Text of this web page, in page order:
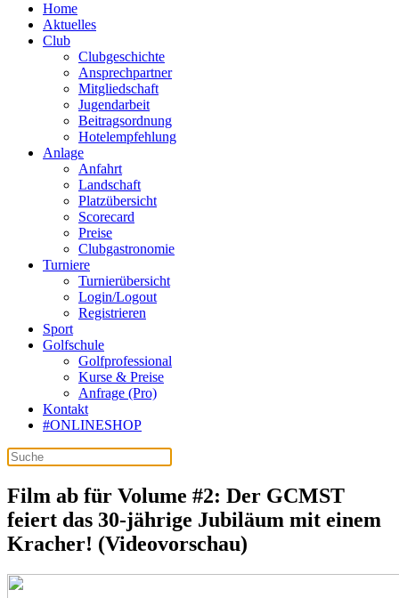
Home
Aktuelles
Club
Clubgeschichte
Ansprechpartner
Mitgliedschaft
Jugendarbeit
Beitragsordnung
Hotelempfehlung
Anlage
Anfahrt
Landschaft
Platzübersicht
Scorecard
Preise
Clubgastronomie
Turniere
Turnierübersicht
Login/Logout
Registrieren
Sport
Golfschule
Golfprofessional
Kurse & Preise
Anfrage (Pro)
Kontakt
#ONLINESHOP
Film ab für Volume #2: Der GCMST
feiert das 30-jährige Jubiläum mit einem
Kracher! (Videovorschau)